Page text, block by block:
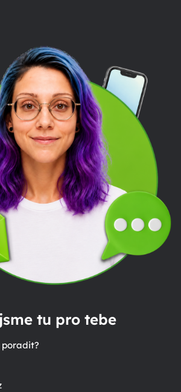
tu pro tebe
poradit?